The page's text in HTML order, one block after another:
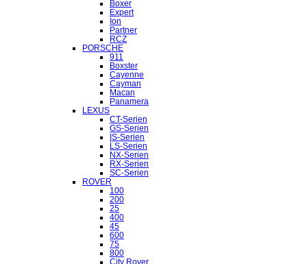
Boxer
Expert
Ion
Partner
RCZ
PORSCHE
911
Boxster
Cayenne
Cayman
Macan
Panamera
LEXUS
CT-Serien
GS-Serien
IS-Serien
LS-Serien
NX-Serien
RX-Serien
SC-Serien
ROVER
100
200
25
400
45
600
75
800
City Rover